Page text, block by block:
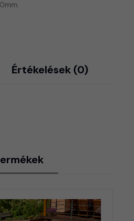
Értékelések (0)